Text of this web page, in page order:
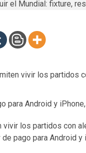
vivir los partidos
para Android y
vivir los partidos con
pago para Android